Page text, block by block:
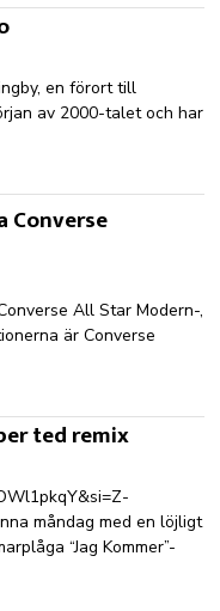
en förort till
av 2000-talet och har
Converse
All Star Modern-,
är Converse
ted remix
måndag med en löjligt
“Jag Kommer”-